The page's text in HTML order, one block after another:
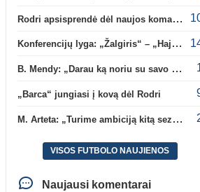
Rodri apsisprendė dėl naujos komandos
Konferencijų lyga: „Žalgiris“ – „Hajduk“ (rungtynės tiesiogiai)
B. Mendy: „Darau ką noriu su savo pasaulio čempionato titulu“
„Barca“ jungiasi į kovą dėl Rodri
M. Arteta: „Turime ambiciją kitą sezoną kovoti dėl visų titulų“
VISOS FUTBOLO NAUJIENOS
Naujausi komentarai